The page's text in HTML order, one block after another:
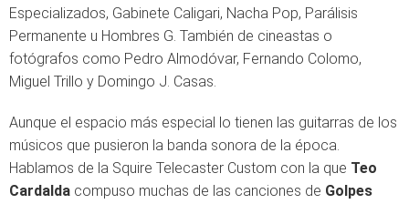
Especializados, Gabinete Caligari, Nacha Pop, Parálisis
Permanente u Hombres G. También de cineastas o
fotógrafos como Pedro Almodóvar, Fernando Colomo,
Miguel Trillo y Domingo J. Casas.
Aunque el espacio más especial lo tienen las guitarras de los
músicos que pusieron la banda sonora de la época.
Hablamos de la Squire Telecaster Custom con la que Teo
Cardalda compuso muchas de las canciones de Golpes